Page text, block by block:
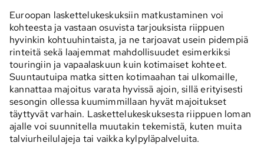
Euroopan laskettelukeskuksiin matkustaminen voi
kohteesta ja vastaan osuvista tarjouksista riippuen
hyvinkin kohtuuhintaista, ja ne tarjoavat usein pidempiä
rinteitä sekä laajemmat mahdollisuudet esimerkiksi
touringiin ja vapaalaskuun kuin kotimaiset kohteet.
Suuntautuipa matka sitten kotimaahan tai ulkomaille,
kannattaa majoitus varata hyvissä ajoin, sillä erityisesti
sesongin ollessa kuumimmillaan hyvät majoitukset
täyttyvät varhain. Laskettelukeskuksesta riippuen loman
ajalle voi suunnitella muutakin tekemistä, kuten muita
talviurheilulajeja tai vaikka kylpyläpalveluita.